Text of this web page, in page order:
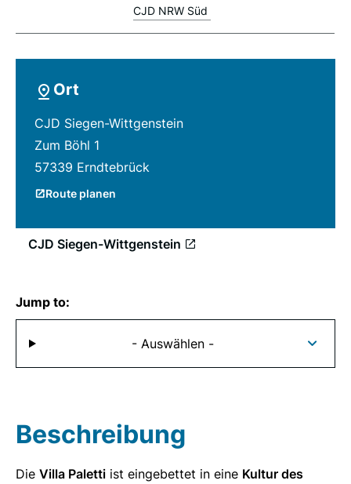
CJD NRW Süd
Ort
CJD Siegen-Wittgenstein
Zum Böhl 1
57339 Erndtebrück
Route planen
CJD Siegen-Wittgenstein
Jump to:
- Auswählen -
Beschreibung
Die Villa Paletti ist eingebettet in eine Kultur des